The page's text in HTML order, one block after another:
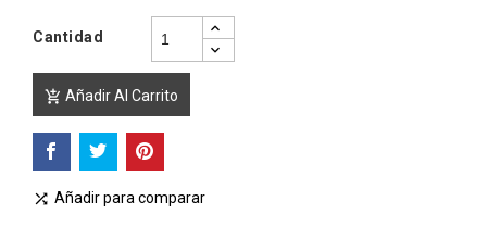
Cantidad
 Añadir Al Carrito
 Añadir para comparar